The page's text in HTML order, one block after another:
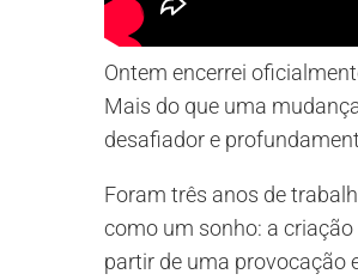
Ontem encerrei
Mais do que uma
desafiador e
Foram três anos de
como um sonho: a
partir de uma provocação